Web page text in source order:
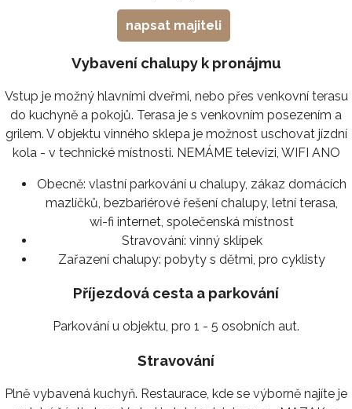
napsat majiteli
Vybavení chalupy k pronájmu
Vstup je možný hlavními dveřmi, nebo přes venkovní terasu
do kuchyně a pokojů. Terasa je s venkovním posezením a
grilem. V objektu vinného sklepa je možnost uschovat jízdní
kola - v technické místnosti. NEMÁME televizi, WIFI ANO
Obecně: vlastní parkování u chalupy, zákaz domácích
mazlíčků, bezbariérové řešení chalupy, letní terasa,
wi-fi internet, společenská místnost
Stravování: vinný sklípek
Zařazení chalupy: pobyty s dětmi, pro cyklisty
Příjezdová cesta a parkování
Parkování u objektu, pro 1 - 5 osobních aut.
Stravování
Plně vybavená kuchyň. Restaurace, kde se výborně najíte je